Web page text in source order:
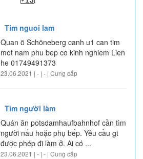
Tim nguoi lam
Quan ö Schöneberg canh u1 can tim
mot nam phu bep co kinh nghiem Lien
he 01749491373
23.06.2021 | - | - | Cung cấp
Tìm người làm
Quán ăn potsdamhaufbahnhof cần tìm
người nấu hoặc phụ bếp. Yêu cầu gt
được phép đi làm ở. Ai có ...
23.06.2021 | - | - | Cung cấp